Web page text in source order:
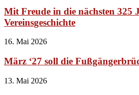
Mit Freude in die nächsten 325
Vereinsgeschichte
16. Mai 2026
März ‘27 soll die
13. Mai 2026